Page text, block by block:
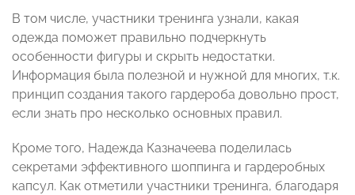
В том числе, участники тренинга узнали, какая
одежда поможет правильно подчеркнуть
особенности фигуры и скрыть недостатки.
Информация была полезной и нужной для многих, т.к.
принцип создания такого гардероба довольно прост,
если знать про несколько основных правил.
Кроме того, Надежда Казначеева поделилась
секретами эффективного шоппинга и гардеробных
капсул. Как отметили участники тренинга, благодаря